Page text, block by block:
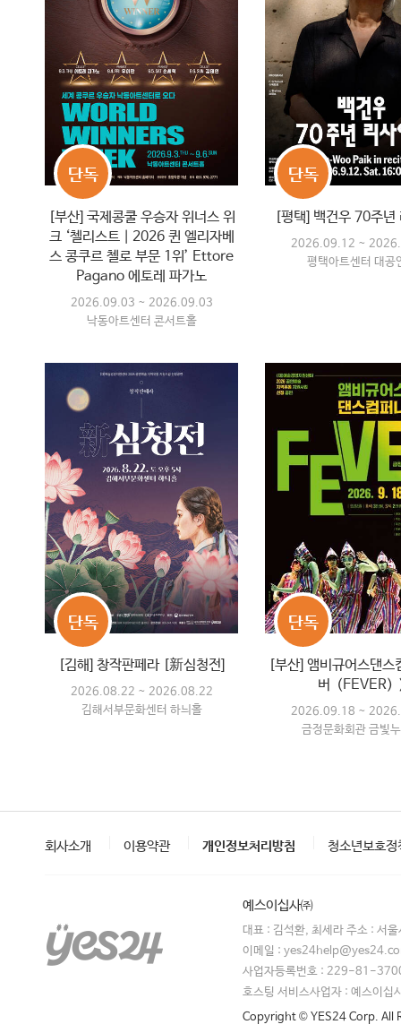
[부산] 국제콩쿨 우승자 위너스 위
크 ‘첼리스트｜2026 퀸 엘리자베
스 콩쿠르 첼로 부문 1위’ Ettore
Pagano 에토레 파가노
2026.09.03 ~ 2026.09.03
낙동아트센터 콘서트홀
단독
[평택] 백건우 70주년
2026.09.12 ~
평택아트센터 대공
단독
[김해] 창작판페라 [新심청전]
2026.08.22 ~ 2026.08.22
김해서부문화센터 하늬홀
단독
[부산] 앰비규어스댄스
버（FEVER）
2026.09.18 ~
금정문화회관 금빛
단독
회사소개 이용약관 개인정보처리방침 청소년보호정
예스이십사㈜
대표 : 김석환, 최세라 주소 : 서
이메일 :
사업자등록번호 : 229-81-
호스팅 서비스사업자 : 예스이십
Copyright © YES24 Corp. All